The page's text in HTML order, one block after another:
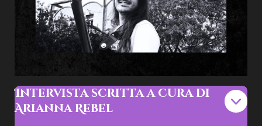
Intervista scritta a cura di
Arianna Rebel